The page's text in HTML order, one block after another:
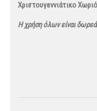
Χριστουγεννιάτικο
Η χρήση όλων είναι